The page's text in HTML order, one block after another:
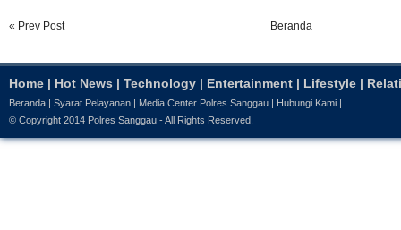
« Prev Post Beranda
Home | Hot News | Technology | Entertainment | Lifestyle |
Beranda Syarat Pelayanan Media Center Polres Sanggau Hubungi Kami
© Copyright 2014 Polres Sanggau - All Rights Reserved.